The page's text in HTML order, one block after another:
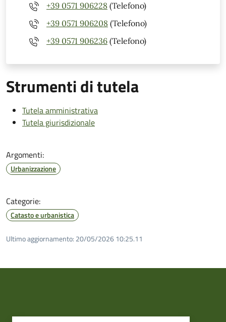
+39 0571 906228 (Telefono)
+39 0571 906208 (Telefono)
+39 0571 906236 (Telefono)
Strumenti di tutela
Tutela amministrativa
Tutela giurisdizionale
Argomenti:
Urbanizzazione
Categorie:
Catasto e urbanistica
Ultimo aggiornamento: 20/05/2026 10:25.11